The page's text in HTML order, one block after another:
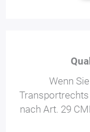
Wenn
nach Art. 29